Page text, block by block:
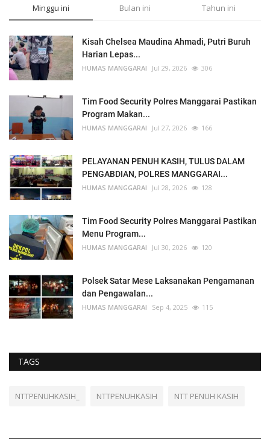
Minggu ini Bulan ini Tahun ini
Kisah Chelsea Maudina Ahmadi, Putri Buruh
Harian Lepas...
HUMAS MANGGARAI Jul 29, 2026 306
Tim Food Security Polres Manggarai Pastikan
Program Makan...
HUMAS MANGGARAI Jul 27, 2026 166
PELAYANAN PENUH KASIH, TULUS DALAM
PENGABDIAN, POLRES MANGGARAI...
HUMAS MANGGARAI Jul 28, 2026 128
Tim Food Security Polres Manggarai Pastikan
Menu Program...
HUMAS MANGGARAI Jul 30, 2026 120
Polsek Satar Mese Laksanakan Pengamanan
dan Pengawalan...
HUMAS MANGGARAI Sep 4, 2025 115
TAGS
NTTPENUHKASIH_ NTTPENUHKASIH NTT PENUH KASIH